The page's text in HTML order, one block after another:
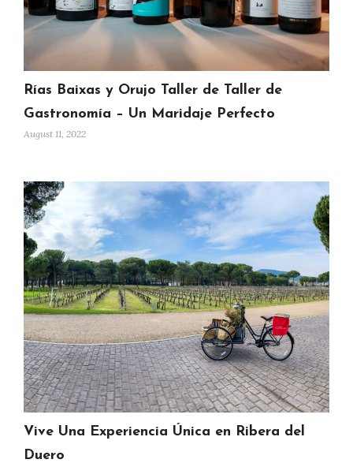
Rías Baixas y Orujo Taller de Taller de
Gastronomía – Un Maridaje Perfecto
August 11, 2022
Vive Una Experiencia Única en Ribera del
Duero